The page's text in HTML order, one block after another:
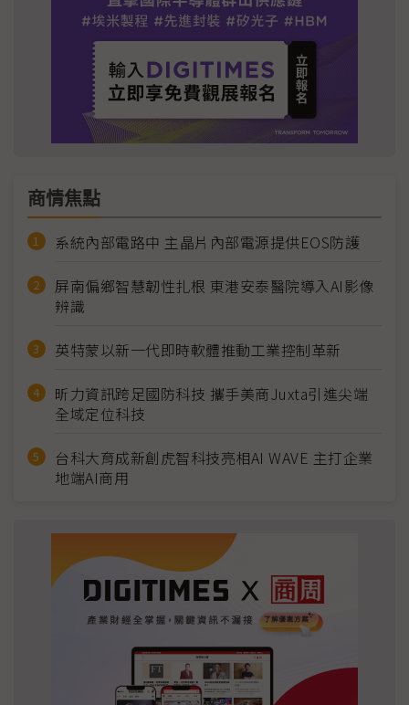
商情焦點
系統內部電路中 主晶片內部電源提供EOS防護
屏南偏鄉智慧韌性扎根 東港安泰醫院導入AI影像
辨識
英特蒙以新一代即時軟體推動工業控制革新
昕力資訊跨足國防科技 攜手美商Juxta引進尖端
全域定位科技
台科大育成新創虎智科技亮相AI WAVE 主打企業
地端AI商用